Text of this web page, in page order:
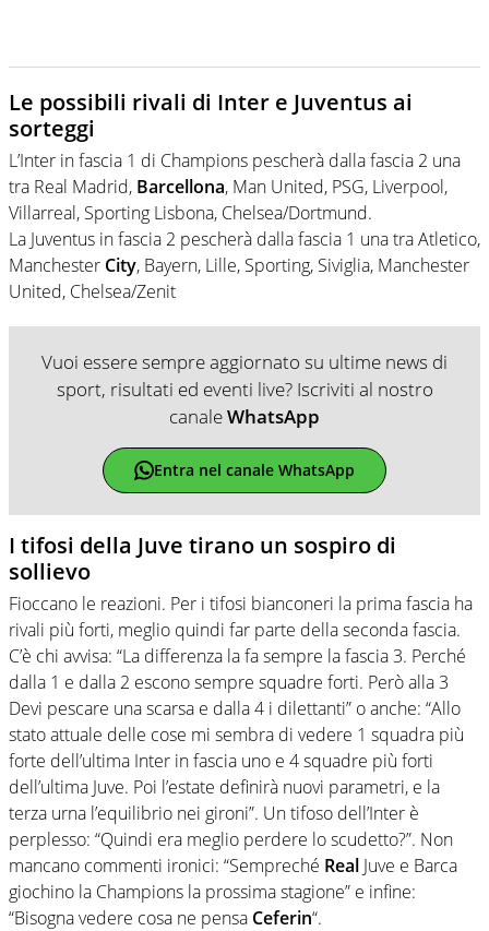
Le possibili rivali di Inter e Juventus ai
sorteggi
L’Inter in fascia 1 di Champions pescherà dalla fascia 2 una
tra Real Madrid, Barcellona, Man United, PSG, Liverpool,
Villarreal, Sporting Lisbona, Chelsea/Dortmund.
La Juventus in fascia 2 pescherà dalla fascia 1 una tra Atletico,
Manchester City, Bayern, Lille, Sporting, Siviglia, Manchester
United, Chelsea/Zenit
Vuoi essere sempre aggiornato su ultime news di
sport, risultati ed eventi live? Iscriviti al nostro
canaleWhatsApp
Entra nel canale WhatsApp
I tifosi della Juve tirano un sospiro di
sollievo
Fioccano le reazioni. Per i tifosi bianconeri la prima fascia ha
rivali più forti, meglio quindi far parte della seconda fascia.
C’è chi avvisa: “La differenza la fa sempre la fascia 3. Perché
dalla 1 e dalla 2 escono sempre squadre forti. Però alla 3
Devi pescare una scarsa e dalla 4 i dilettanti” o anche: “Allo
stato attuale delle cose mi sembra di vedere 1 squadra più
forte dell’ultima Inter in fascia uno e 4 squadre più forti
dell’ultima Juve. Poi l’estate definirà nuovi parametri, e la
terza urna l’equilibrio nei gironi”. Un tifoso dell’Inter è
perplesso: “Quindi era meglio perdere lo scudetto?”. Non
mancano commenti ironici: “Sempreché Real Juve e Barca
giochino la Champions la prossima stagione” e infine:
“Bisogna vedere cosa ne pensa Ceferin“.